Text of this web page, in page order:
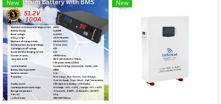
New New